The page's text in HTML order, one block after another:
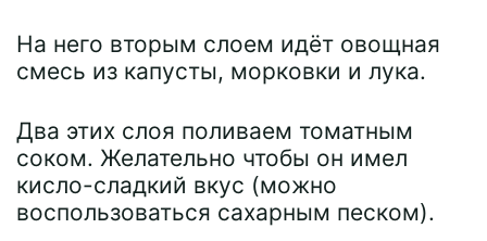
На него вторым слоем идёт овощная
смесь из капусты, морковки и лука.
Два этих слоя поливаем томатным
соком. Желательно чтобы он имел
кисло-сладкий вкус (можно
воспользоваться сахарным песком).